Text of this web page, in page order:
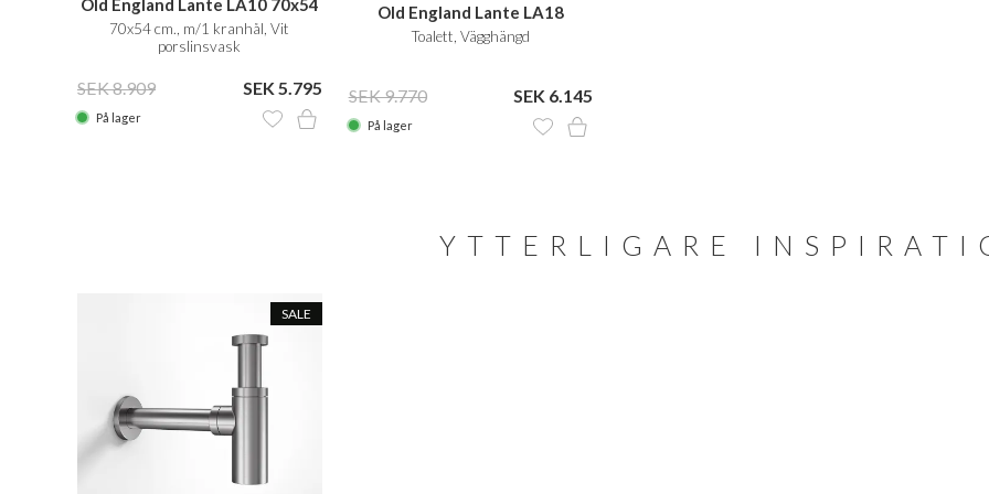
Old England Lante LA10 70x54
cm., m/1 hanehul
70x54 cm., m/1 kranhål, Vit
porslinsvask
SEK 8.909 SEK 5.795
På lager
Old England Lante LA18
Toalett, Vägghängd
SEK 9.770 SEK 6.145
På lager
YTTERLIGARE
SALE